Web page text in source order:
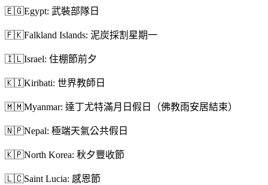
🇪🇬Egypt: 武裝部隊日
🇫🇰Falkland Islands: 泥炭採割星期一
🇮🇱Israel: 住棚節前夕
🇰🇮Kiribati: 世界教師日
🇲🇲Myanmar: 達丁尤特滿月日假日（佛教雨安居結束）
🇳🇵Nepal: 極端天氣公共假日
🇰🇵North Korea: 秋夕豐收節
🇱🇨Saint Lucia: 感恩節